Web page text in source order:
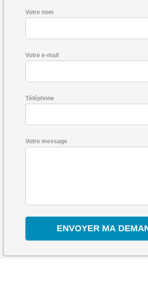
Votre nom
Votre e-mail
Téléphone
Votre message